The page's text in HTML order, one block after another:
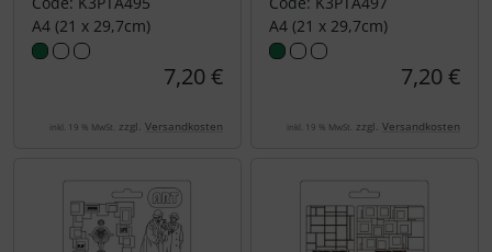
A4 (21 x 29,7cm)
7,20 €
inkl. 19 % MwSt. zzgl. Versandkosten
A4 (21 x 29,7cm)
7,20 €
inkl. 19 % MwSt. zzgl. Versandkosten